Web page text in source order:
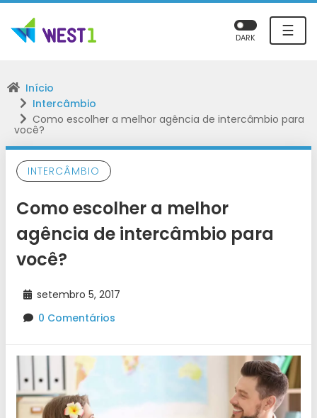
☰
DARK
Início
Intercâmbio
Como escolher a melhor agência de intercâmbio para
você?
INTERCÂMBIO
Como escolher a melhor
agência de intercâmbio para
você?
setembro 5, 2017
0 Comentários